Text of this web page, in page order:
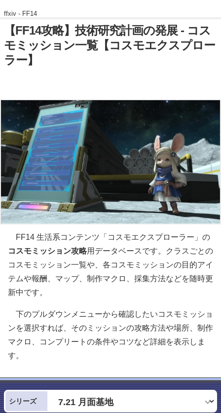
ffxiv - FF14
【FF14攻略】技術研究計画の発展 - コス
モミッション一覧【コスモエクスプロー
ラー】
FF14 生活系コンテンツ「コスモエクスプローラー」の
コスモミッション攻略用データベースです。クラスごとの
コスモミッション一覧や、各コスモミッションの目的アイ
テムや報酬、マップ、制作マクロ、採集方法などを随時更
新中です。
下のプルダウンメニューから確認したいコスモミッショ
ンを選択すれば、そのミッションの攻略方法や場所、制作
マクロ、コンプリートの条件やコツなど詳細を表示しま
す。
シリーズ